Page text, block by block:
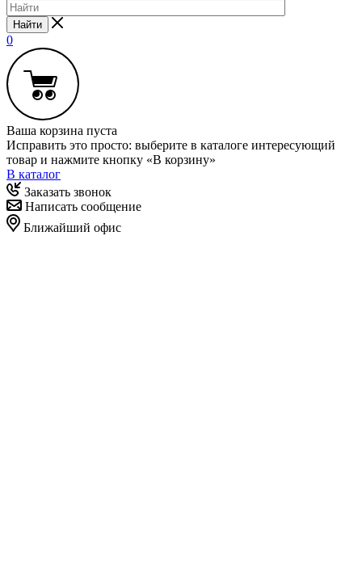
Найти
0
Ваша корзина пуста
Исправить это просто: выберите в каталоге интересующий
товар и нажмите кнопку «В корзину»
В каталог
Заказать звонок
Написать сообщение
Ближайший офис